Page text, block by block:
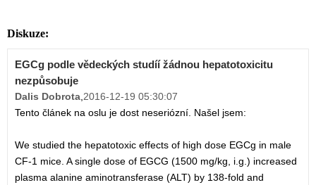
Diskuze:
EGCg podle vědeckých studíí žádnou hepatotoxicitu
nezpůsobuje
Dalis Dobrota,2016-12-19 05:30:07
Tento článek na oslu je dost neseriózní. Našel jsem:
We studied the hepatotoxic effects of high dose EGCg in male
CF-1 mice. A single dose of EGCG (1500 mg/kg, i.g.) increased
plasma alanine aminotransferase (ALT) by 138-fold and